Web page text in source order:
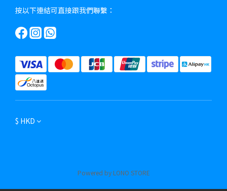
按以下連結可直接跟我們聯繫：
$ HKD
Powered by LONO STORE